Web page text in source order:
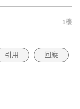
1樓
引用 回應